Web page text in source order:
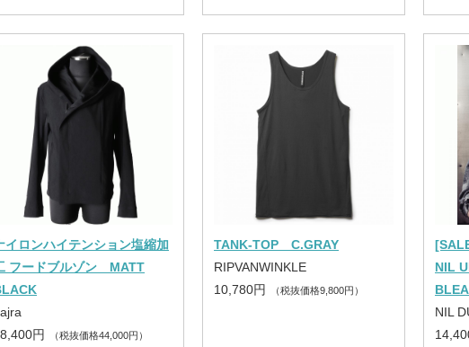
イロンハイテンション塩縮加
フードブルゾン MATT
円
（税抜価格44,000円）
TANK-TOP C.GRAY
RIPVANWINKLE
10,780円
（税抜価格9,800円）
NIL
NIL